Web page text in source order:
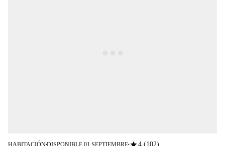
HABITACIÓN■DISPONIBLE 01 SEPTIEMBRE■ 4 (102)